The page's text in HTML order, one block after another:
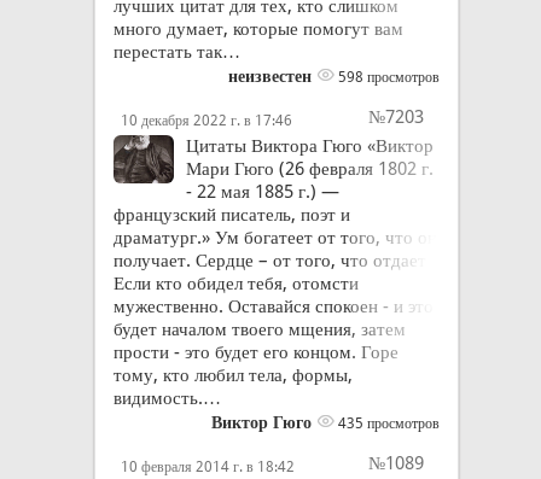
лучших цитат для тех, кто слишком
много думает, которые помогут вам
перестать так…
неизвестен 598 просмотров
10 декабря 2022 г. в 17:46
№7203
Цитаты Виктора Гюго «Виктор
Мари Гюго (26 февраля 1802 г.
- 22 мая 1885 г.) —
французский писатель, поэт и
драматург.» Ум богатеет от того, что он
получает. Сердце – от того, что отдает.
Если кто обидел тебя, отомсти
мужественно. Оставайся спокоен - и это
будет началом твоего мщения, затем
прости - это будет его концом. Горе
тому, кто любил тела, формы,
видимость.…
Виктор Гюго 435 просмотров
10 февраля 2014 г. в 18:42
№1089